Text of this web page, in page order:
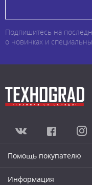
Подпишитесь на
о новинках и
Помощь покупателю
Информация